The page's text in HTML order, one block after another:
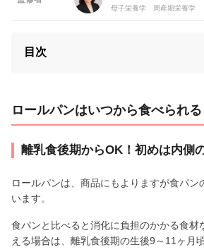
母子栄養学 周産期栄養学
目次
ロールパンはいつから食べられる
離乳食後期からOK！初めは内側
ロールパンは、商品にもよりますが食パン
います。
食パンと比べると消化に負担のかかる食材
える場合は、離乳食後期の生後9～11ヶ月